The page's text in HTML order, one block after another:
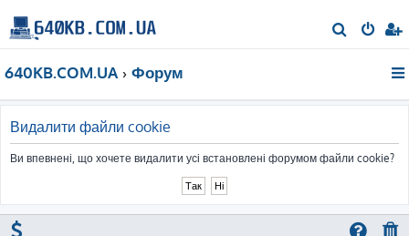
о
640KB.COM.UA Форум
Видалити файли cookie
Ви впевнені, що хочете видалити усі встановлені форумом файли cookie?